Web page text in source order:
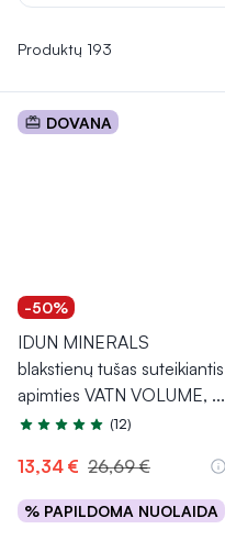
Produktų 193
DOVANA
-50%
IDUN MINERALS
blakstienų tušas suteikiantis
apimties VATN VOLUME, ...
Įvertinimas 4.7 iš 5
(12)
13,34 € 26,69 €
% PAPILDOMA NUOLAIDA